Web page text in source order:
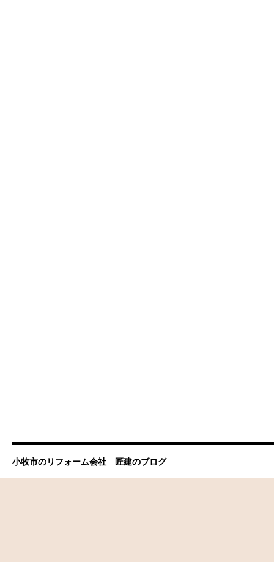
小牧市のリフォーム会社 匠建のブログ